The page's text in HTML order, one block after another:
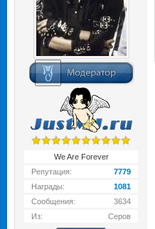
We Are Forever
Репутация:
7779
Награды:
1081
Сообщения:
3634
Из:
Серов